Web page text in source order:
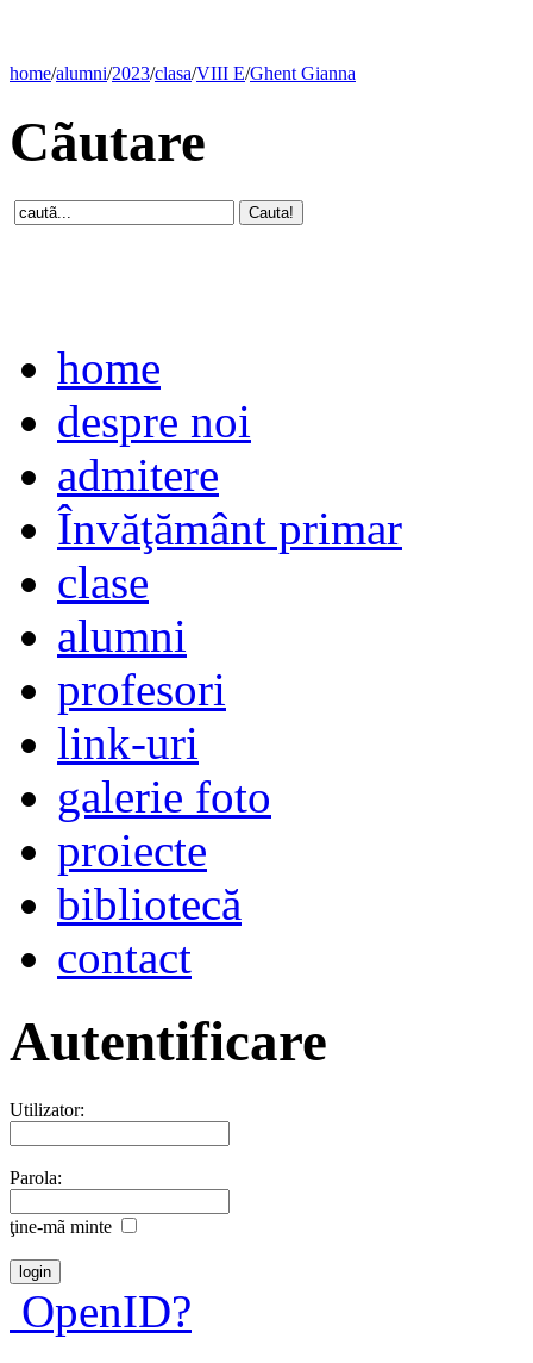
home/alumni/2023/clasa/VIII E/Ghent Gianna
Cãutare
home
despre noi
admitere
Învăţământ primar
clase
alumni
profesori
link-uri
galerie foto
proiecte
bibliotecă
contact
Autentificare
Utilizator:
Parola:
ţine-mã minte
OpenID?